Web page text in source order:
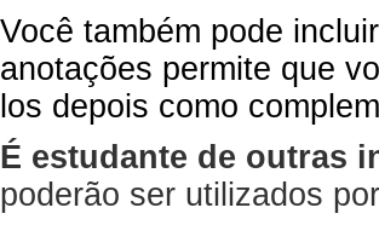
Você também pode
anotações permite que
los depois como
É estudante de outras
poderão ser utilizados